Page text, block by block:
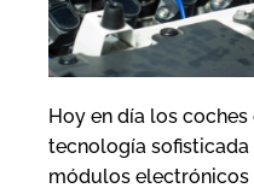
Hoy en día los
tecnología
módulos electrónicos